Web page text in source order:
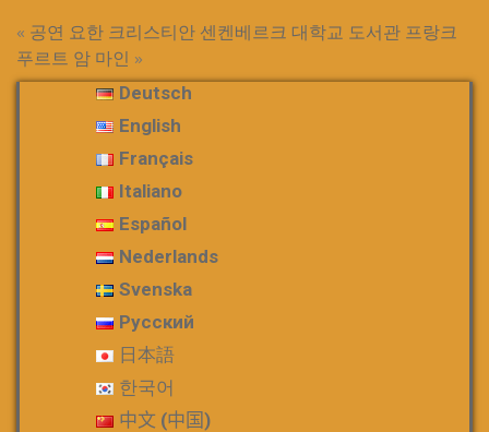
« 공연 요한 크리스티안 센켄베르크 대학교 도서관 프랑크
푸르트 암 마인 »
Deutsch
English
Français
Italiano
Español
Nederlands
Svenska
Русский
日本語
한국어
中文 (中国)